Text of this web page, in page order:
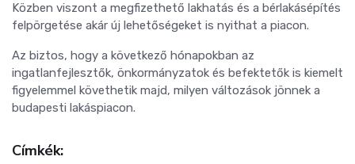
Közben viszont a megfizethető lakhatás és a bérlakásépítés
felpörgetése akár új lehetőségeket is nyithat a piacon.
Az biztos, hogy a következő hónapokban az
ingatlanfejlesztők, önkormányzatok és befektetők is kiemelt
figyelemmel követhetik majd, milyen változások jönnek a
budapesti lakáspiacon.
Címkék: